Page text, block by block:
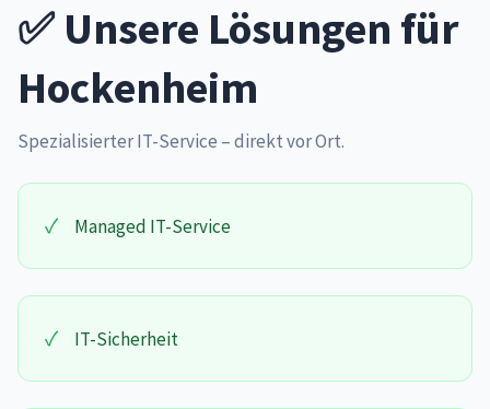
✅ Unsere Lösungen für
Hockenheim
Spezialisierter IT-Service – direkt vor Ort.
✓ Managed IT-Service
✓ IT-Sicherheit